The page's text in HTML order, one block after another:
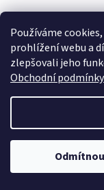
Používáme
prohlížení webu a
zlepšovali jeho
Obchodní podmínky
Skladem(75
309 Kč